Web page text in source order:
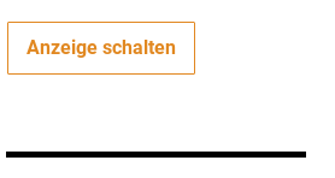
Anzeige schalten